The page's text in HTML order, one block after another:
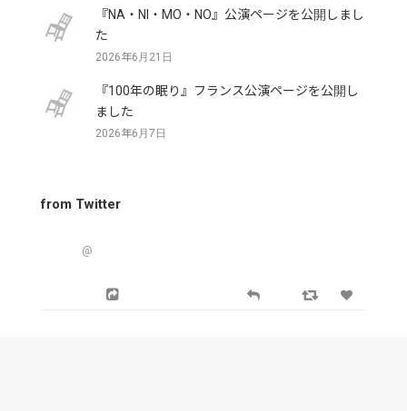
『NA・NI・MO・NO』公演ページを公開しまし
た
2026年6月21日
『100年の眠り』フランス公演ページを公開し
ました
2026年6月7日
from Twitter
@